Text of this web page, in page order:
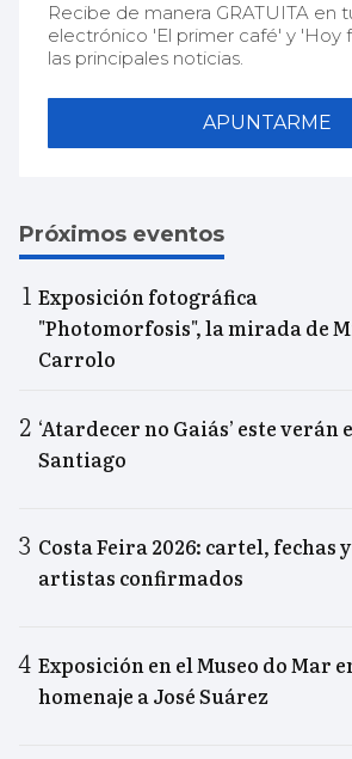
Recibe de manera GRATUITA en
electrónico 'El primer café' y 'Hoy
las principales noticias.
APUNTARME
Próximos eventos
Exposición fotográfica
"Photomorfosis", la mirada de
Carrolo
‘Atardecer no Gaiás’ este verán
Santiago
Costa Feira 2026: cartel, fechas y
artistas confirmados
Exposición en el Museo do Mar
homenaje a José Suárez